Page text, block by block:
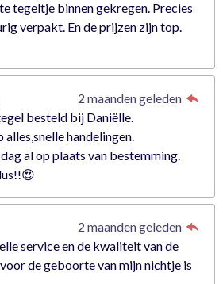
tegeltje binnen gekregen. Precies
verpakt. En de prijzen zijn top.
2 maanden geleden
besteld bij Daniëlle.
handelingen.
al op plaats van bestemming.
2 maanden geleden
service en de kwaliteit van de
de geboorte van mijn nichtje is